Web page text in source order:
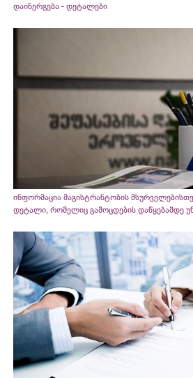
დაინერგება - დეტალები
ინფორმაცია მაგისტრანტობის
დეტალი, რომელიც გამოცდების დაწყებამდე